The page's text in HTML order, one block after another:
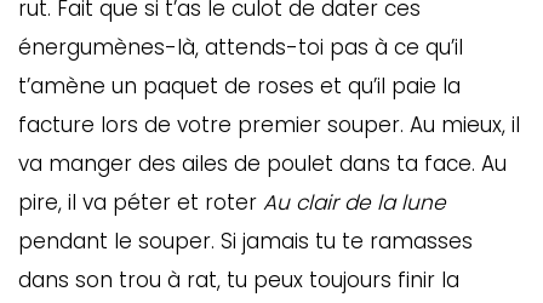
rut. Fait que si t’as le culot de dater ces
énergumènes-là, attends-toi pas à ce qu’il
t’amène un paquet de roses et qu’il paie la
facture lors de votre premier souper. Au mieux, il
va manger des ailes de poulet dans ta face. Au
pire, il va péter et roter Au clair de la lune
pendant le souper. Si jamais tu te ramasses
dans son trou à rat, tu peux toujours finir la